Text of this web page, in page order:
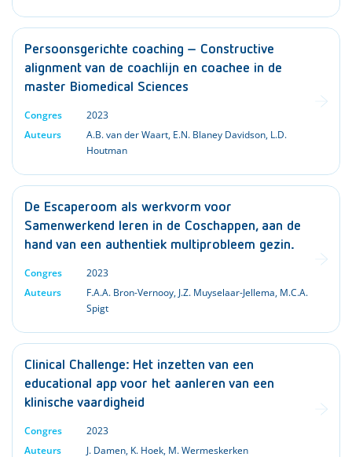
Persoonsgerichte coaching – Constructive
alignment van de coachlijn en coachee in de
master Biomedical Sciences
Congres
2023
Auteurs
A.B. van der Waart, E.N. Blaney Davidson, L.D.
Houtman
De Escaperoom als werkvorm voor
Samenwerkend leren in de Coschappen, aan de
hand van een authentiek multiprobleem gezin.
Congres
2023
Auteurs
F.A.A. Bron-Vernooy, J.Z. Muyselaar-Jellema, M.C.A.
Spigt
Clinical Challenge: Het inzetten van een
educational app voor het aanleren van een
klinische vaardigheid
Congres
2023
Auteurs
J. Damen, K. Hoek, M. Wermeskerken